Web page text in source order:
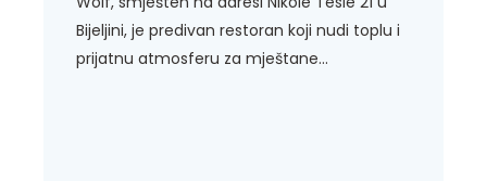
Bijeljini, je predivan restoran koji nudi toplu i
prijatnu atmosferu za mještane...